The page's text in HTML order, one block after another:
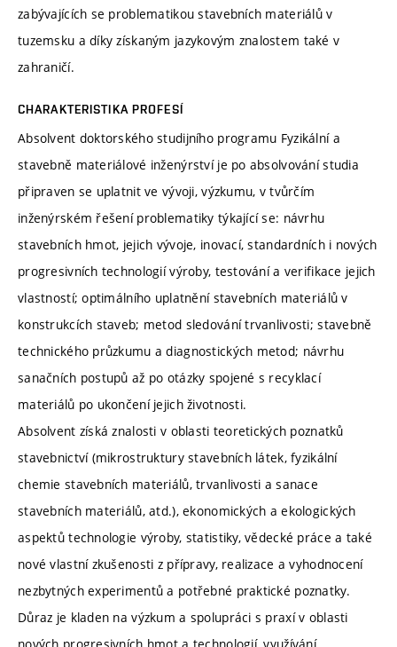
zabývajících se problematikou stavebních materiálů v
tuzemsku a díky získaným jazykovým znalostem také v
zahraničí.
CHARAKTERISTIKA PROFESÍ
Absolvent doktorského studijního programu Fyzikální a
stavebně materiálové inženýrství je po absolvování studia
připraven se uplatnit ve vývoji, výzkumu, v tvůrčím
inženýrském řešení problematiky týkající se: návrhu
stavebních hmot, jejich vývoje, inovací, standardních i nových
progresivních technologií výroby, testování a verifikace jejich
vlastností; optimálního uplatnění stavebních materiálů v
konstrukcích staveb; metod sledování trvanlivosti; stavebně
technického průzkumu a diagnostických metod; návrhu
sanačních postupů až po otázky spojené s recyklací
materiálů po ukončení jejich životnosti.
Absolvent získá znalosti v oblasti teoretických poznatků
stavebnictví (mikrostruktury stavebních látek, fyzikální
chemie stavebních materiálů, trvanlivosti a sanace
stavebních materiálů, atd.), ekonomických a ekologických
aspektů technologie výroby, statistiky, vědecké práce a také
nové vlastní zkušenosti z přípravy, realizace a vyhodnocení
nezbytných experimentů a potřebné praktické poznatky.
Důraz je kladen na výzkum a spolupráci s praxí v oblasti